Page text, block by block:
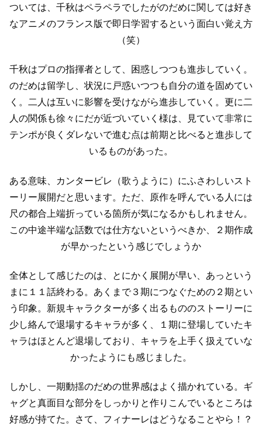
ついては、千秋はペラペラでしたがのだめに関しては好き
なアニメのフランス版で即日学習するという面白い覚え方
（笑）
千秋はプロの指揮者として、困惑しつつも進歩していく。
のだめは留学し、状況に戸惑いつつも自分の道を固めてい
く。
二人は互いに影響を受けながら進歩していく。 更に二
人の関係も徐々にだが近づいていく様は、見ていて非常に
テンポが良く ダレないで進む点は前期と比べると進歩して
いるものがあった。
ある意味、カンタービレ（歌うように）にふさわしいスト
ーリー展開だと思います。 ただ、原作を呼んでいる人には
尺の都合上端折っている箇所が気になるかもしれません。
この中途半端な話数では仕方ないというべきか、２期作成
が早かったという感じでしょうか
全体として感じたのは、とにかく展開が早い、あっという
まに１１話終わる。 あくまで３期につなぐための２期とい
う印象。 新規キャラクターが多く出るもののストーリーに
少し絡んで退場するキャラが多く、
１期に登場していたキ
ャラはほとんど退場しており、 キャラを上手く扱えていな
かったようにも感じました。
しかし、一期動揺のだめの世界感はよく描かれている。 ギ
ャグと真面目な部分をしっかりと作りこんでいるところは
好感が持てた。
さて、フィナーレはどうなることやら！？